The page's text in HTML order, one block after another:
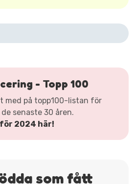
- Topp 100
med på topp100-listan för
senaste 30 åren.
2024 här!
som fått